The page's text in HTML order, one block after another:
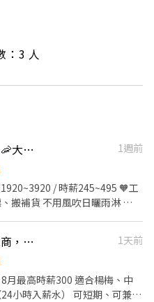
：3 人
👍 🦐【高薪天花板蝦蝦物流】🦐大園 / 楊梅/威獅/青埔
1週前
搬補貨 不用風吹日曬雨淋 🌤️
－01:00 夜班｜ 22:00－07:00
18:00－03:00 大夜｜00:00－
👍 楊梅梅獅路威獅倉，橘色電商，暑假可、日結日領可、短期臨時可、工讀可
1天前
300 適合楊梅、中